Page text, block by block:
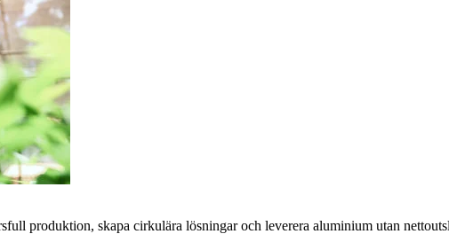
produktion, skapa cirkulära lösningar och leverera aluminium utan